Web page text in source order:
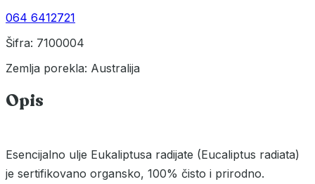
064 6412721
Šifra: 7100004
Zemlja porekla: Australija
Opis
Esencijalno ulje Eukaliptusa radijate (Eucaliptus radiata)
je sertifikovano organsko, 100% čisto i prirodno.